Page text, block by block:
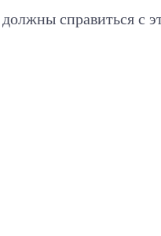
справиться с